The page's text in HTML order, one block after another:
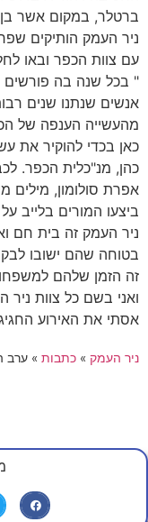
ברטלר, במקום אשר בן
ניר העמק הותיקים
עם צוות הכפר ובאו
" בכל שנה בה פורשים
אנשים שנתנו שנים
מהעשייה הענפה של
כאן בכדי להוקיר את
כהן, מנ"כלית הכפר.
אפרת סולומון, מילים
ביצעו המורים בלייב
ניר העמק זה בית חם
בטוחה שהם ישובו
זה הזמן שלהם
ואני בשם כל צוות
אסתי את האירוע
ניר העמק » כתבות » ערב